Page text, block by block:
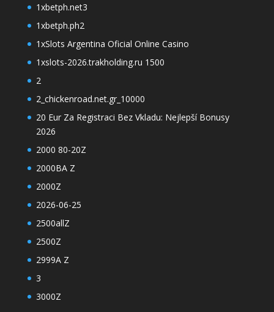
1xbetph.net3
1xbetph.ph2
1xSlots Argentina Oficial Online Casino
1xslots-2026.trakholding.ru 1500
2
2_chickenroad.net.gr_10000
20 Eur Za Registraci Bez Vkladu: Nejlepší Bonusy
2026
2000 80-20Z
2000BA Z
2000Z
2026-06-25
2500allZ
2500Z
2999A Z
3
3000Z